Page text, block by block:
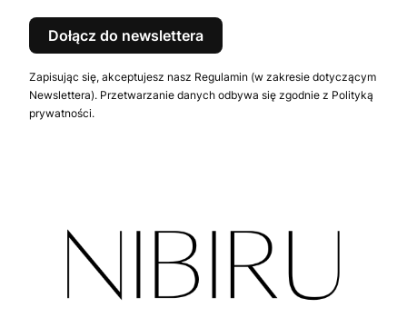
Dołącz do newslettera
Zapisując się, akceptujesz nasz Regulamin (w zakresie dotyczącym
Newslettera). Przetwarzanie danych odbywa się zgodnie z Polityką
prywatności.